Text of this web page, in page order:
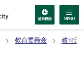
教育委員会 教育政